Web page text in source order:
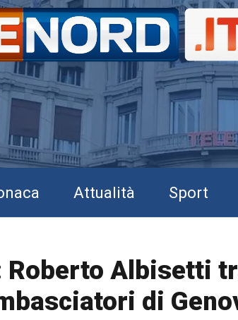
Attualità Sport
Roberto Albisetti
di